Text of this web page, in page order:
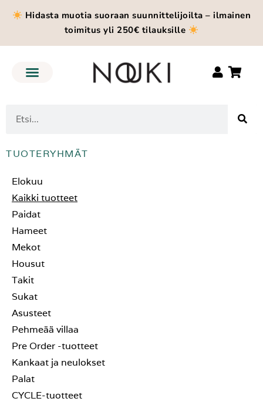
Hidasta muotia suoraan suunnittelijoilta – ilmainen
toimitus yli 250€ tilauksille
TUOTERYHMÄT
Elokuu
Kaikki tuotteet
Paidat
Hameet
Mekot
Housut
Takit
Sukat
Asusteet
Pehmeää villaa
Pre Order -tuotteet
Kankaat ja neulokset
Palat
CYCLE-tuotteet